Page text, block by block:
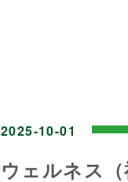
2025-10-01
ウェルネス